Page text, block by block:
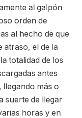
al galpón
orden de
al hecho de que
atraso, el de la
totalidad de los
antes
llegando más o
suerte de llegar
horas y en